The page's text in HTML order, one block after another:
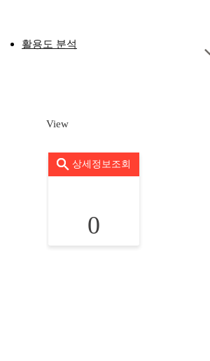
활용도 분석
View
상세정보조회
0